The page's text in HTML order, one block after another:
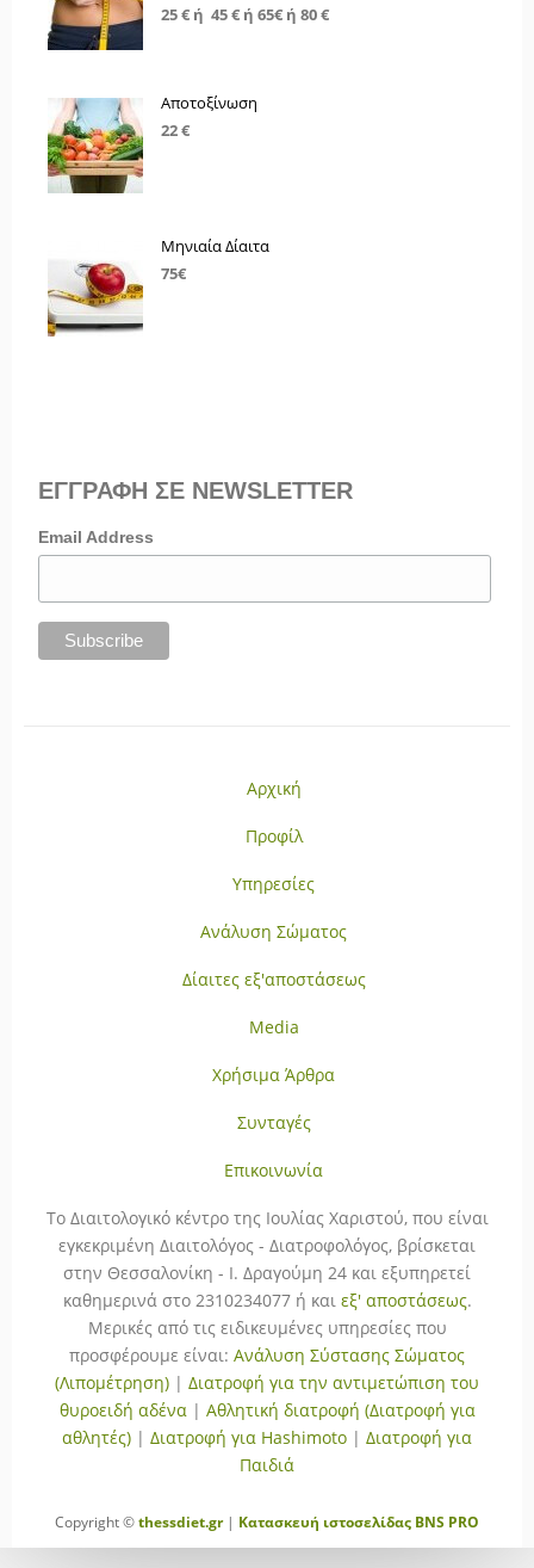
25 € ή 45 € ή 65€ ή 80 €
Αποτοξίνωση
22 €
Μηνιαία Δίαιτα
75€
ΕΓΓΡΑΦΗ ΣΕ NEWSLETTER
Email Address
Αρχική
Προφίλ
Υπηρεσίες
Ανάλυση Σώματος
Δίαιτες εξ'αποστάσεως
Media
Χρήσιμα Άρθρα
Συνταγές
Επικοινωνία
To Διαιτολογικό κέντρο της Ιουλίας Χαριστού, που είναι
εγκεκριμένη Διαιτολόγος - Διατροφολόγος, βρίσκεται
στην Θεσσαλονίκη - Ι. Δραγούμη 24 και εξυπηρετεί
καθημερινά στο 2310234077 ή και εξ' αποστάσεως.
Μερικές από τις ειδικευμένες υπηρεσίες που
προσφέρουμε είναι: Ανάλυση Σύστασης Σώματος
(Λιπομέτρηση) | Διατροφή για την αντιμετώπιση του
θυροειδή αδένα| Αθλητική διατροφή (Διατροφή για
αθλητές) | Διατροφή για Hashimoto | Διατροφή για
Παιδιά
Copyright ©thessdiet.gr| Κατασκευή ιστοσελίδας BNS PRO